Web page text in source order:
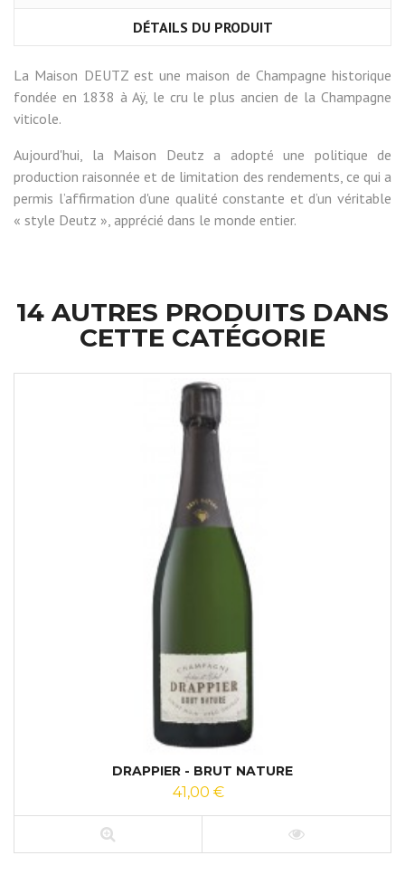
DÉTAILS DU PRODUIT
La Maison DEUTZ est une maison de Champagne historique
fondée en 1838 à Aÿ, le cru le plus ancien de la Champagne
viticole.
Aujourd'hui, la Maison Deutz a adopté une politique de
production raisonnée et de limitation des rendements, ce qui a
permis l’affirmation d'une qualité constante et d’un véritable
« style Deutz », apprécié dans le monde entier.
14 AUTRES PRODUITS DANS
CETTE CATÉGORIE
DRAPPIER - BRUT NATURE
41,00 €